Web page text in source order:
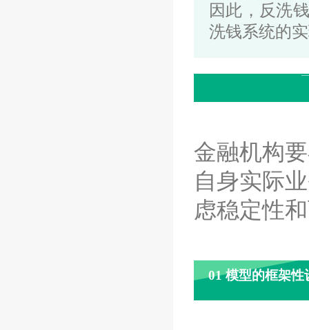
因此， 反洗
洗钱系统的
金融机构
自身实际
虑稳定性
01 模型的框架